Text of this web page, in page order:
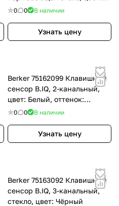
Нержавеющая сталь
0 0 В наличии
Узнать цену
Berker 75162099 Клавишный
сенсор B.IQ, 2-канальный,
цвет: Белый, оттенок:
Полярная белизна
0 0 В наличии
Узнать цену
Berker 75163092 Клавишный
сенсор B.IQ, 3-канальный,
стекло, цвет: Чёрный